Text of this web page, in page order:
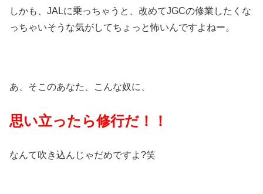
しかも、JALに乗っちゃうと、改めてJGCの修業したくな
っちゃいそうな気がしてちょっと怖いんですよねー。
あ、そこのあなた、こんな奴に、
思い立ったら修行だ！！
なんて吹き込んじゃだめですよ?笑